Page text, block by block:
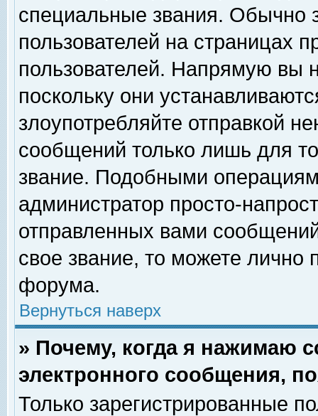
специальные звания. Обычно
пользователей на страницах
пользователей. Напрямую вы
поскольку они
злоупотребляйте отправкой
сообщений только лишь для
звание. Подобными
администратор просто-
отправленных вами
свое звание, то можете лично
форума.
Вернуться наверх
» Почему, когда я нажимаю
электронного сообщения,
Только зарегистрированные